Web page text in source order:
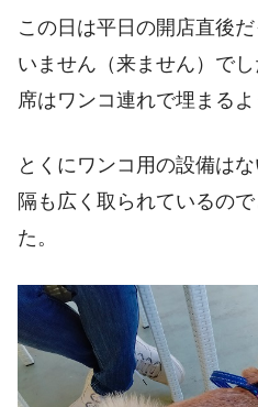
この日は平日の開店直後
いません（来ません）で
席はワンコ連れで埋まるよ
とくにワンコ用の設備は
隔も広く取られているの
た。